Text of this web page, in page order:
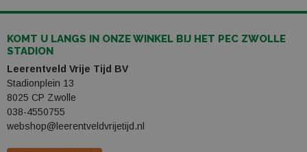
KOMT U LANGS IN ONZE WINKEL BIJ HET PEC ZWOLLE
STADION
Leerentveld Vrije Tijd BV
Stadionplein 13
8025 CP Zwolle
038-4550755
webshop@leerentveldvrijetijd.nl